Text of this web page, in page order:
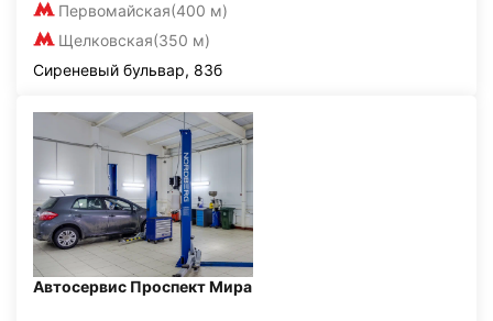
Первомайская(400 м)
Щелковская(350 м)
Сиреневый бульвар, 83б
Автосервис Проспект Мира